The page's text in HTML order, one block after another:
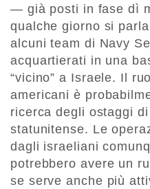
— già posti in fase dì
qualche giorno si
alcuni team di Navy
acquartierati in una
“vicino” a Israele. Il
americani è
ricerca degli ostaggi
statunitense. Le
dagli israeliani
potrebbero avere un
se serve anche più